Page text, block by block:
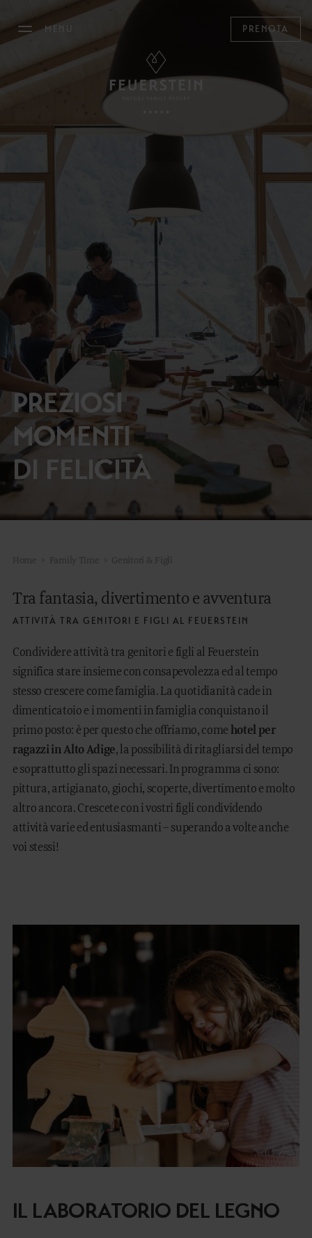
MENU PRENOTA
Assistenza ai bambini
Neonati & Prima infanzia
Genitori & Figli
Mondo Bimbi
MOUNTAIN SPA
ARTE CULINARIA
MANEGGIO
OUTDOOR
PREZIOSI
MOMENTI
DI FELICITÀ
Home > Family Time > Genitori & Figli
Tra fantasia, divertimento e avventura
ATTIVITÀ TRA GENITORI E FIGLI AL FEUERSTEIN
Condividere attività tra genitori e figli al Feuerstein
significa stare insieme con consapevolezza ed al tempo
stesso crescere come famiglia. La quotidianità cade in
dimenticatoio e i momenti in famiglia conquistano il
primo posto: è per questo che offriamo, come hotel per
ragazzi in Alto Adige, la possibilità di ritagliarsi del tempo
e soprattutto gli spazi necessari. In programma ci sono:
pittura, artigianato, giochi, scoperte, divertimento e molto
altro ancora. Crescete con i vostri figli condividendo
attività varie ed entusiasmanti – superando a volte anche
voi stessi!
IL LABORATORIO DEL LEGNO